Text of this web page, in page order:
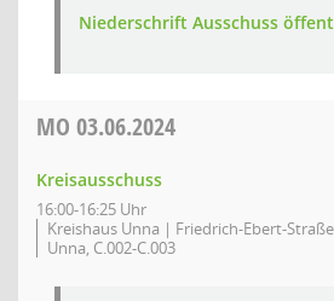
Niederschrift Ausschuss
MO 03.06.2024
Kreisausschuss
16:00-16:25 Uhr
Kreishaus Unna | Friedrich-Ebert-
Unna, C.002-C.003